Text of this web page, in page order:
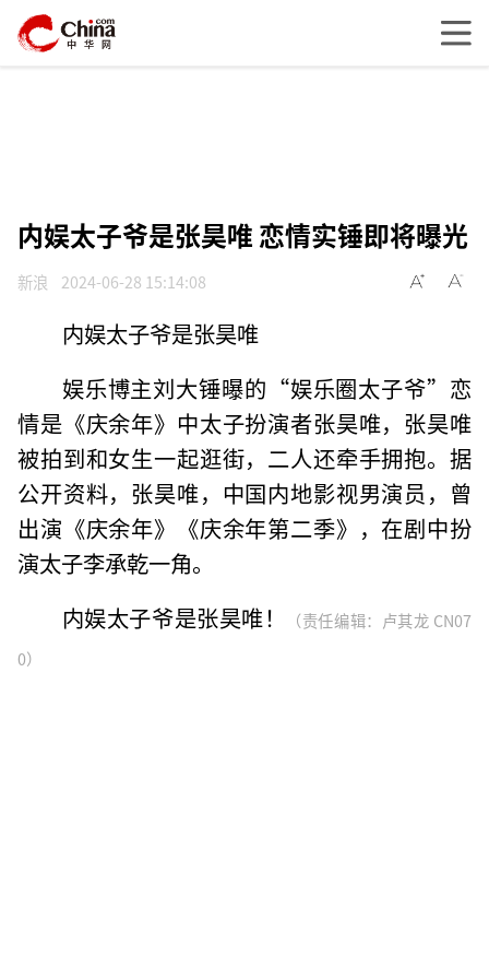
内娱太子爷是张昊唯 恋情实锤即将曝光
新浪 2024-06-28 15:14:08
内娱太子爷是张昊唯
娱乐博主刘大锤曝的“娱乐圈太子爷”恋
情是《庆余年》中太子扮演者张昊唯，张昊唯
被拍到和女生一起逛街，二人还牵手拥抱。据
公开资料，张昊唯，中国内地影视男演员，曾
出演《庆余年》《庆余年第二季》，在剧中扮
演太子李承乾一角。
内娱太子爷是张昊唯！
（责任编辑：卢其龙 CN07
0）